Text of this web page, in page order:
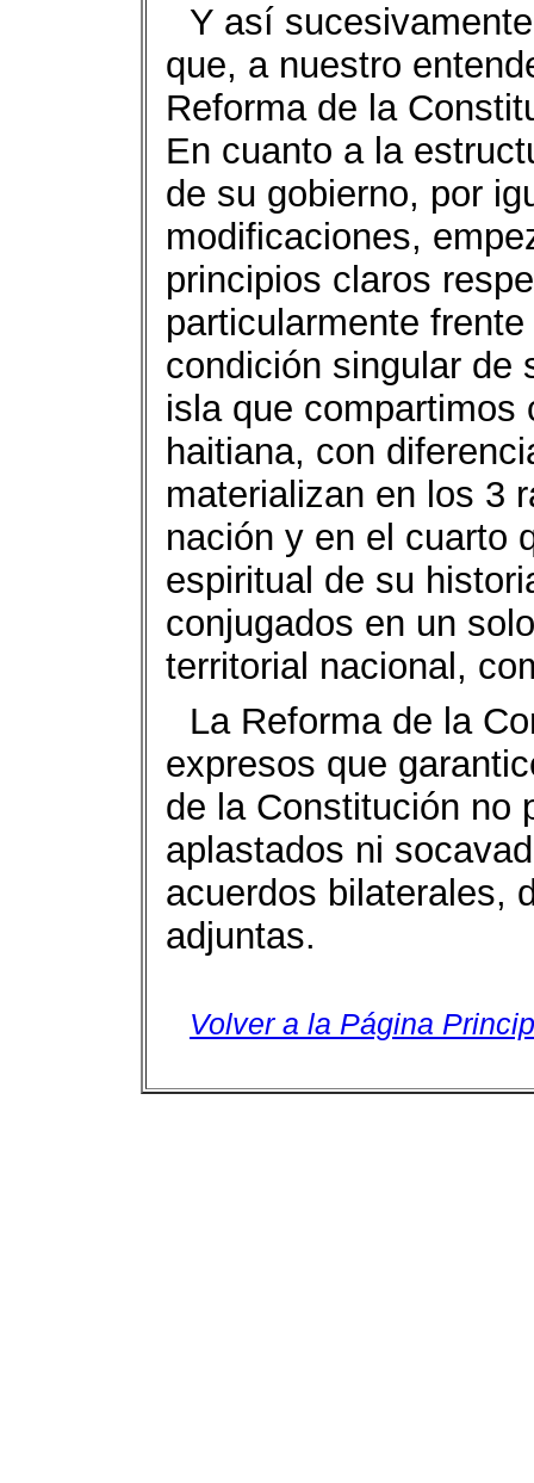
Y así
que, a nuestro
Reforma de la
En cuanto a la
de su gobierno, por
modificaciones,
principios claros
particularmente
condición singular de
isla que compartimos
haitiana, con
materializan en los 3
nación y en el cuarto
espiritual de su
conjugados en un
territorial nacional,
La Reforma de la
expresos que
de la Constitución no
aplastados ni
acuerdos bilaterales,
adjuntas.
Volver a la Página